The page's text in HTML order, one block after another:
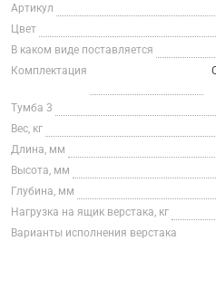
Артикул
Цвет
В каком виде поставляется
Комплектация
Тумба 3
Вес, кг
Длина, мм
Высота, мм
Глубина, мм
Нагрузка на ящик верстака, кг
Варианты исполнения верстака